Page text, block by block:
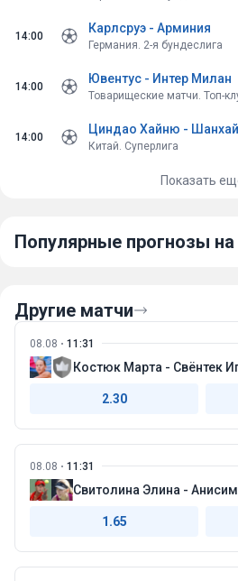
форвард (8 голов в сезоне).
xG И КЛЮЧЕВЫЕ СТАТИСТИКИ
6 побед. Подавляющее
Эльче в гостях: 4 поражения в
Бетис дома (на Картухе): 8 побед, 6
солидная база. Пеллегрини строит
14:00
Карлсруэ - Арминия
Германия. 2-я бундеслига
14:00
Ювентус - Интер Милан
Товарищеские матчи. Топ-
14:00
Циндао Хайню -
Китай. Суперлига
Показать
Популярные прогнозы
Другие матчи
08.08 11:31
Костюк Марта - Свёнтек
2.30
08.08 11:31
Свитолина Элина -
1.65